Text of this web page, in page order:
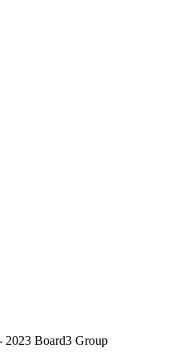
2023 Board3 Group